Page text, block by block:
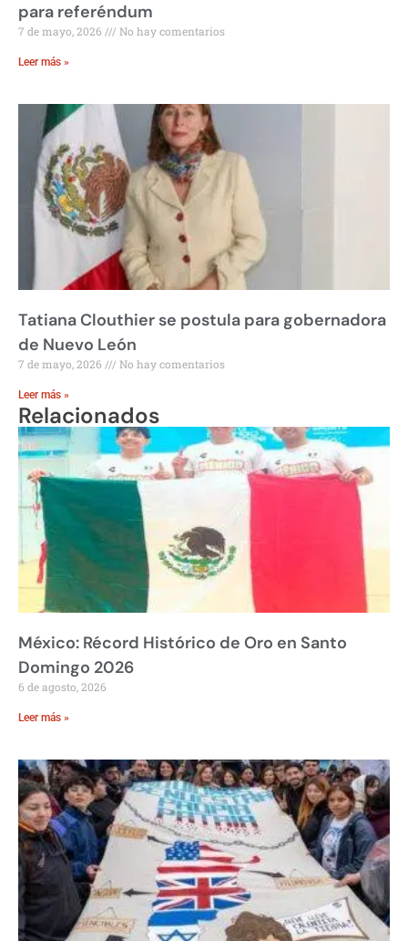
para referéndum
7 de mayo, 2026 No hay comentarios
Leer más »
Tatiana Clouthier se postula para gobernadora
de Nuevo León
7 de mayo, 2026 No hay comentarios
Leer más »
Relacionados
México: Récord Histórico de Oro en Santo
Domingo 2026
6 de agosto, 2026
Leer más »